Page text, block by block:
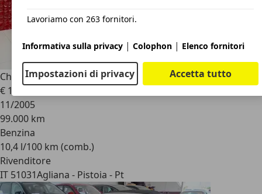
Chrysler CrossfireCoupe 3.2 V6 18v Limited
€ 12.900
11/2005
99.000 km
Benzina
10,4 l/100 km (comb.)
Rivenditore
IT 51031Agliana - Pistoia - Pt
Lavoriamo con 263 fornitori.
Informativa sulla privacy | Colophon | Elenco fornitori
Impostazioni di privacy Accetta tutto